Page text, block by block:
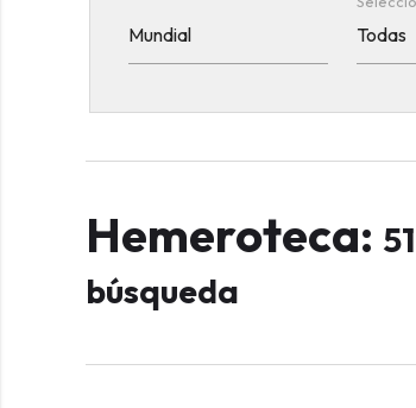
Hemeroteca:
búsqueda